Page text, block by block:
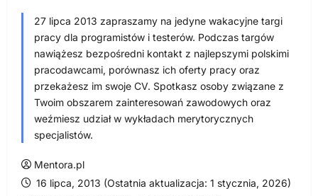
27 lipca 2013 zapraszamy na jedyne wakacyjne targi
pracy dla programistów i testerów. Podczas targów
nawiążesz bezpośredni kontakt z najlepszymi polskimi
pracodawcami, porównasz ich oferty pracy oraz
przekażesz im swoje CV. Spotkasz osoby związane z
Twoim obszarem zainteresowań zawodowych oraz
weźmiesz udział w wykładach merytorycznych
specjalistów.
Mentora.pl
16 lipca, 2013 (Ostatnia aktualizacja: 1 stycznia, 2026)